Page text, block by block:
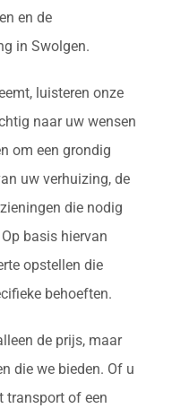
en de
in Swolgen.
luisteren onze
naar uw wensen
om een grondig
uw verhuizing, de
die nodig
basis hiervan
opstellen die
behoeften.
de prijs, maar
die we bieden. Of u
transport of een